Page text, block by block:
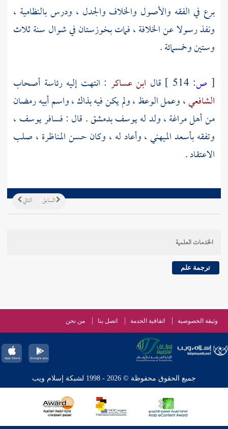
برع في الفقه والأصول والخلاف والجدل ، ودرسبالنظامية ،
ونفذ رسولا عن الخلافة ، فماتبخوزستانفي شوال سنة ثلاث
وستين وخمسمائة .
[ ص: قال ابن عساكر : انتهت إليه رئاسة أصحاب
الشافعي، وعمل الوعظ ، ولم يكن فيه بذاك ، واسم أبيه رمضان
منأهلمراغة، ولد لهيوسفبدمشق. قال : فسافريوسف ،
وتفقهبأسعد الميهني، وأعاد له ، وكان حسن المناظرة ، صلب
الاعتقاد .
التالي السابق
الخدمات العلمية
ترجمة علم
وثيقة الخصوصية اتفاقية الخدمة اتصل بنا من نحن
جميع الحقوق محفوظة © 2026 - 1998 لشبكة إسلام ويب